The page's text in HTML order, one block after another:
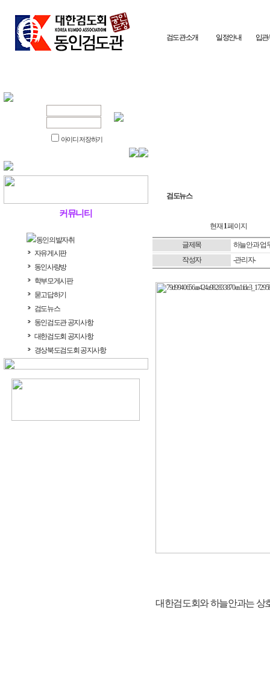
검도관소개 일정안내 입관
아이디 저장하기
커뮤니티
동인의발자취
자유게시판
동인사랑방
학부모게시판
묻고답하기
검도뉴스
동인검도관 공지사항
대한검도회 공지사항
경상북도검도회 공지사항
검도뉴스
현재 1페이지
글제목
하늘안과 업
작성자
-관리자-
대한검도회와 하늘안과는 상